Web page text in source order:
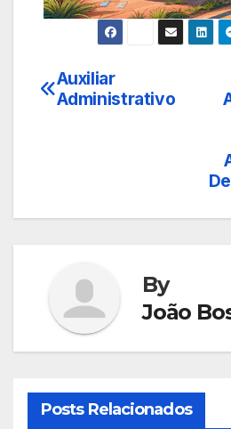
Navegação
Auxiliar
Administrativo
By
João
Posts Relacionados